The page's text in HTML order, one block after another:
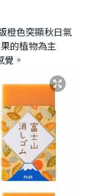
橙色突顯秋日氣
的植物為主
。